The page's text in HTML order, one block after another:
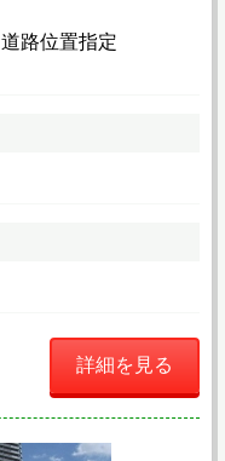
道路位置指定
詳細を見る